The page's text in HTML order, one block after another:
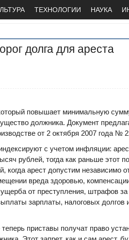
ТЕХНОЛОГИИ НАУКА
долга для ареста
повышает минимальную
должника. Документ
от 2 октября 2007 года №
с учетом инфляции:
рублей, тогда как раньше этот
когда арест допустим независимо
вреда здоровью,
от преступления, штрафов за
зарплаты, налоговых долгов
приставы получат право